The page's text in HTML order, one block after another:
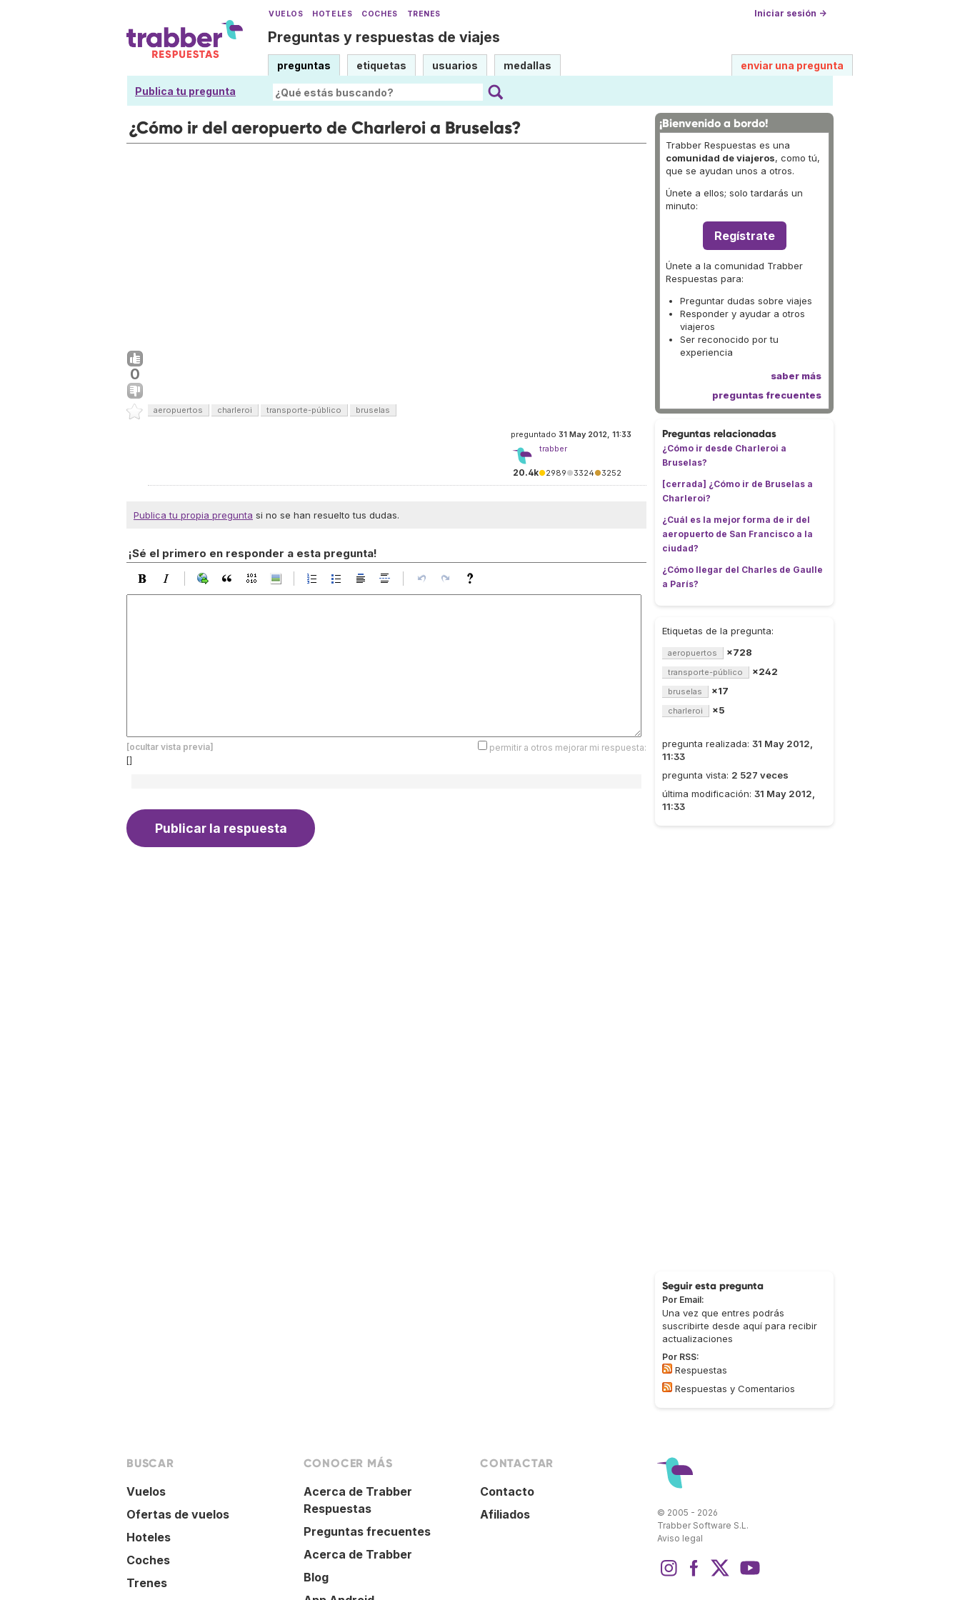
VUELOS HOTELES COCHES TRENES Iniciar sesión →
Preguntas y respuestas de viajes
preguntas etiquetas usuarios medallas enviar una pregunta
Publica tu pregunta
¿Cómo ir del aeropuerto de Charleroi a Bruselas?
0
aeropuertos charleroi transporte-público bruselas
preguntado 31 May 2012, 11:33
trabber
20.4k●2989●3324●3252
Publica tu propia pregunta si no se han resuelto tus dudas.
¡Sé el primero en responder a esta pregunta!
[ocultar vista previa]
permitir a otros mejorar mi respuesta:
[]
¡Bienvenido a bordo!
Trabber Respuestas es una
comunidad de viajeros, como tú,
que se ayudan unos a otros.
Únete a ellos; solo tardarás un
minuto:
Regístrate
Únete a la comunidad Trabber
Respuestas para:
Preguntar dudas sobre viajes
Responder y ayudar a otros
viajeros
Ser reconocido por tu
experiencia
saber más
preguntas frecuentes
Preguntas relacionadas
¿Cómo ir desde Charleroi a
Bruselas?
[cerrada] ¿Cómo ir de Bruselas a
Charleroi?
¿Cuál es la mejor forma de ir del
aeropuerto de San Francisco a la
ciudad?
¿Cómo llegar del Charles de Gaulle
a París?
Etiquetas de la pregunta:
aeropuertos ×728
transporte-público ×242
bruselas ×17
charleroi ×5
pregunta realizada: 31 May 2012,
11:33
pregunta vista: 2 527 veces
última modificación: 31 May 2012,
11:33
Seguir esta pregunta
Por Email:
Una vez que entres podrás
suscribirte desde aquí para recibir
actualizaciones
Por RSS:
Respuestas
Respuestas y Comentarios
BUSCAR
Vuelos
Ofertas de vuelos
Hoteles
Coches
Trenes
CONOCER MÁS
Acerca de Trabber
Respuestas
Preguntas frecuentes
Acerca de Trabber
Blog
CONTACTAR
Contacto
Afiliados
© 2005 - 2026
Trabber Software S.L.
Aviso legal